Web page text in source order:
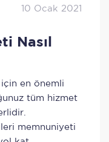
10 Ocak 2021
Nasıl
en önemli
tüm hizmet
memnuniyeti